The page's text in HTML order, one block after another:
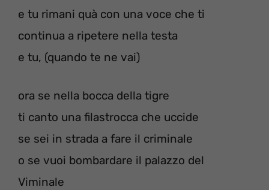
e tu rimani quà con una voce che ti
continua a ripetere nella testa
e tu, (quando te ne vai)
ora se nella bocca della tigre
ti canto una filastrocca che uccide
se sei in strada a fare il criminale
o se vuoi bombardare il palazzo del
Viminale